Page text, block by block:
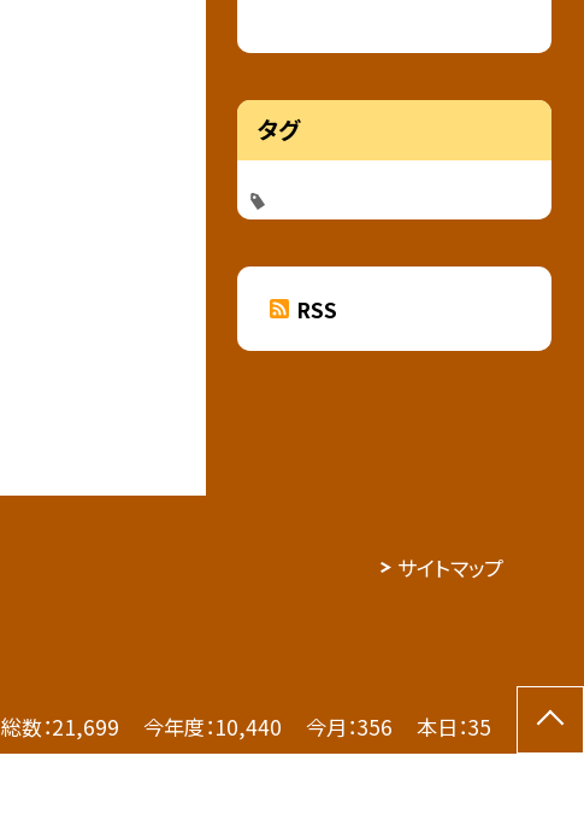
タグ
RSS
サイトマップ
総数：21,699 今年度：10,440 今月：356 本日：35